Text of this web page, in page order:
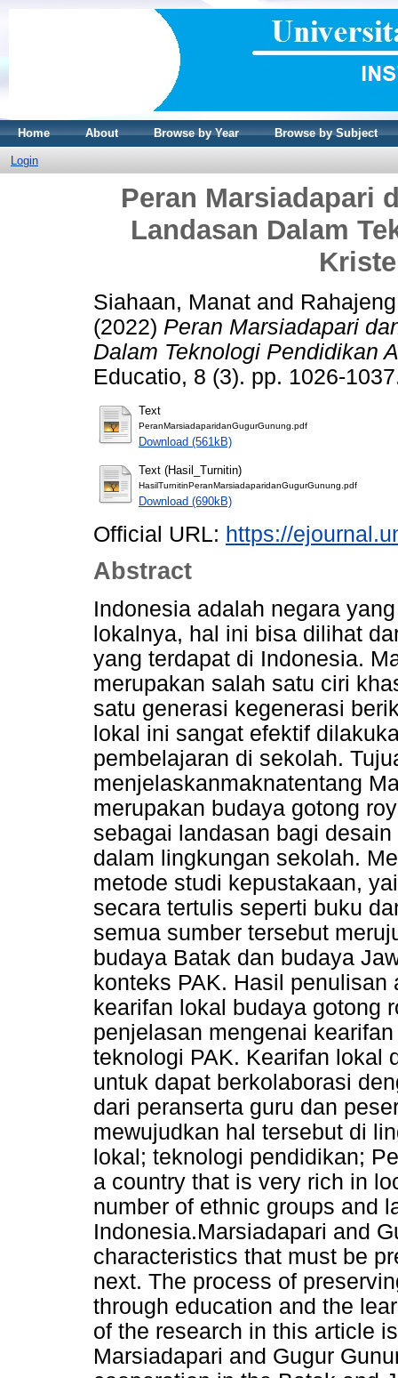
Home About Browse by Year Browse by Subject
Login
Peran Marsiadapari
Landasan Dalam
Siahaan, Manat and
(2022) Peran Marsiadapari
Dalam Teknologi Pendidikan
Educatio, 8 (3). pp. 1026-
Text
PeranMarsiadaparidanGugurGunung.pdf
Download (561kB)
Text (Hasil_Turnitin)
HasilTurnitinPeranMarsiadaparidanGugurGunung.pdf
Download (690kB)
Official URL: https://
Abstract
Indonesia adalah negara
lokalnya, hal ini bisa dilihat
yang terdapat di Indonesia.
merupakan salah satu ciri
satu generasi kegenerasi
lokal ini sangat efektif
pembelajaran di sekolah.
menjelaskanmaknatentang
merupakan budaya gotong
sebagai landasan bagi
dalam lingkungan sekolah.
metode studi kepustakaan,
secara tertulis seperti buku
semua sumber tersebut
budaya Batak dan budaya
konteks PAK. Hasil
kearifan lokal budaya gotong
penjelasan mengenai
teknologi PAK. Kearifan lokal
untuk dapat berkolaborasi
dari peranserta guru dan
mewujudkan hal tersebut di
lokal; teknologi pendidikan;
a country that is very rich in
number of ethnic groups and
Indonesia.Marsiadapari and
characteristics that must be
next. The process of
through education and the
of the research in this article
Marsiadapari and Gugur